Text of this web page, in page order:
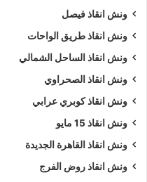
ونش انقاذ فيصل
ونش انقاذ طريق الواحات
ونش انقاذ الساحل الشمالي
ونش انقاذ الصحراوي
ونش انقاذ كوبري عرابي
ونش انقاذ 15 مايو
ونش انقاذ القاهرة الجديدة
ونش انقاذ روض الفرج